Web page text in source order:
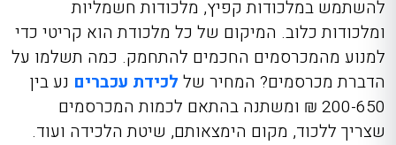
להשתמש במלכודות קפיץ, מלכודות חשמליות
ומלכודות כלוב. המיקום של כל מלכודת הוא קריטי כדי
למנוע מהמכרסמים החכמים להתחמק. כמה תשלמו על
הדברת מכרסמים? המחיר של לכידת עכברים נע בין
200-650 ₪ ומשתנה בהתאם לכמות המכרסמים
שצריך ללכוד, מקום הימצאותם, שיטת הלכידה ועוד.